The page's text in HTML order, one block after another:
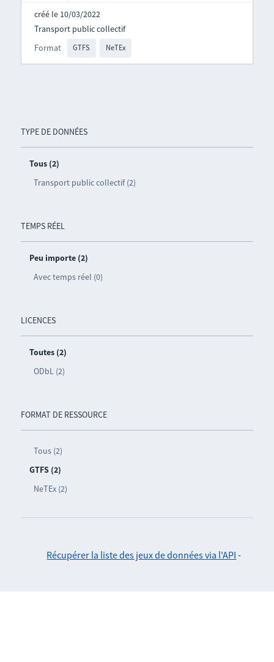
TYPE DE DONNÉES
Tous (2)
Transport public collectif (2)
TEMPS RÉEL
Peu importe (2)
Avec temps réel (0)
LICENCES
Toutes (2)
ODbL (2)
FORMAT DE RESSOURCE
Tous (2)
GTFS (2)
NeTEx (2)
créé le 10/03/2022
Format GTFS NeTEx
Transport public collectif
Récupérer la liste des jeux de données via l'API -